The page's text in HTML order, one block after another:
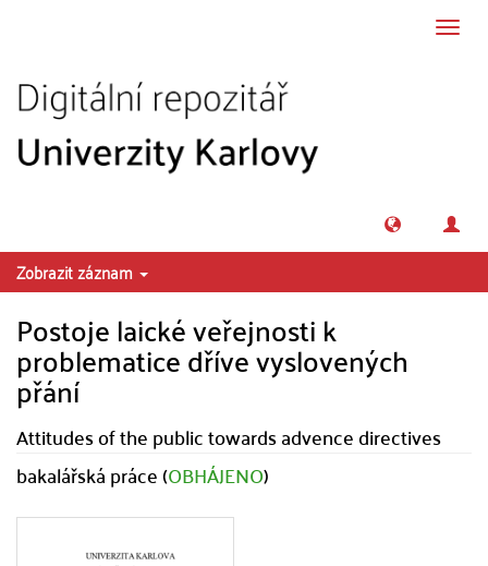
Zobrazit záznam
Postoje laické veřejnosti k
problematice dříve vyslovených
přání
Attitudes of the public towards advence directives
bakalářská práce (OBHÁJENO)